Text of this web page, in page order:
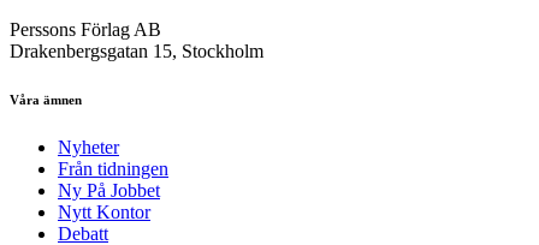
Perssons Förlag AB
Drakenbergsgatan 15, Stockholm
Våra ämnen
Nyheter
Från tidningen
Ny På Jobbet
Nytt Kontor
Debatt